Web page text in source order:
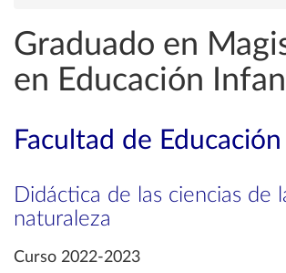
Graduado en
en Educación
Facultad de Educación
Didáctica de las ciencias de
naturaleza
Curso 2022-2023